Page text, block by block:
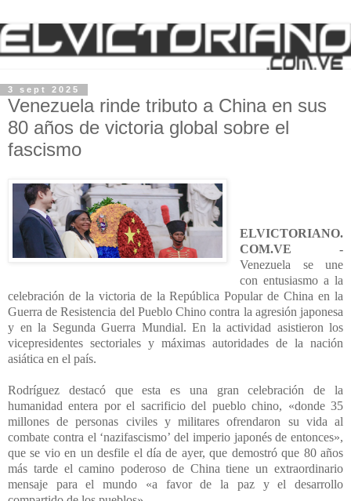
3 sept 2025
Venezuela rinde tributo a China en sus
80 años de victoria global sobre el
fascismo
ELVICTORIANO.
COM.VE -
Venezuela se une
con entusiasmo a la
celebración de la victoria de la República Popular de China en la
Guerra de Resistencia del Pueblo Chino contra la agresión japonesa
y en la Segunda Guerra Mundial. En la actividad asistieron los
vicepresidentes sectoriales y máximas autoridades de la nación
asiática en el país.
Rodríguez destacó que esta es una gran celebración de la
humanidad entera por el sacrificio del pueblo chino, «donde 35
millones de personas civiles y militares ofrendaron su vida al
combate contra el ‘nazifascismo’ del imperio japonés de entonces»,
que se vio en un desfile el día de ayer, que demostró que 80 años
más tarde el camino poderoso de China tiene un extraordinario
mensaje para el mundo «a favor de la paz y el desarrollo